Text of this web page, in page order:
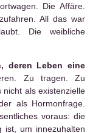
Die Affäre.
All das war
Die weibliche
deren Leben eine
Zu tragen. Zu
als existenzielle
als Hormonfrage.
voraus: die
ist, um innezuhalten